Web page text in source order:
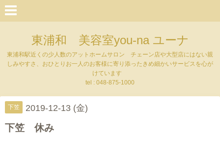
東浦和 美容室you-na ユーナ
東浦和駅近くの少人数のアットホームサロン チェーン店や大型店にはない親
しみやすさ、おひとりお一人のお客様に寄り添ったきめ細かいサービスを心が
けています
tel : 048-875-1000
下笠 2019-12-13 (金)
下笠 休み